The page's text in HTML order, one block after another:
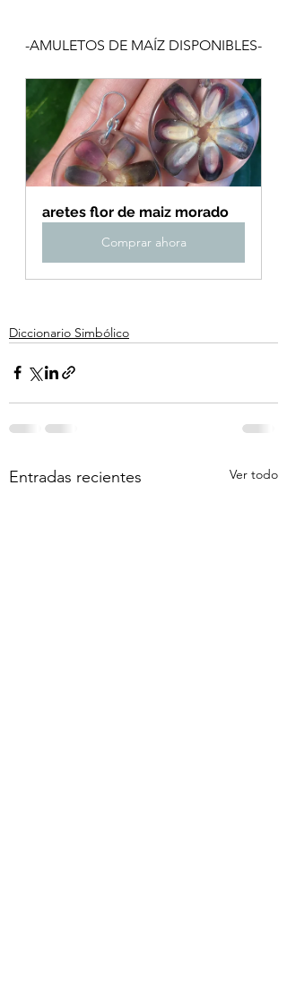
-AMULETOS DE MAÍZ DISPONIBLES-
aretes flor de maiz morado
Comprar ahora
Diccionario Simbólico
Entradas recientes Ver todo